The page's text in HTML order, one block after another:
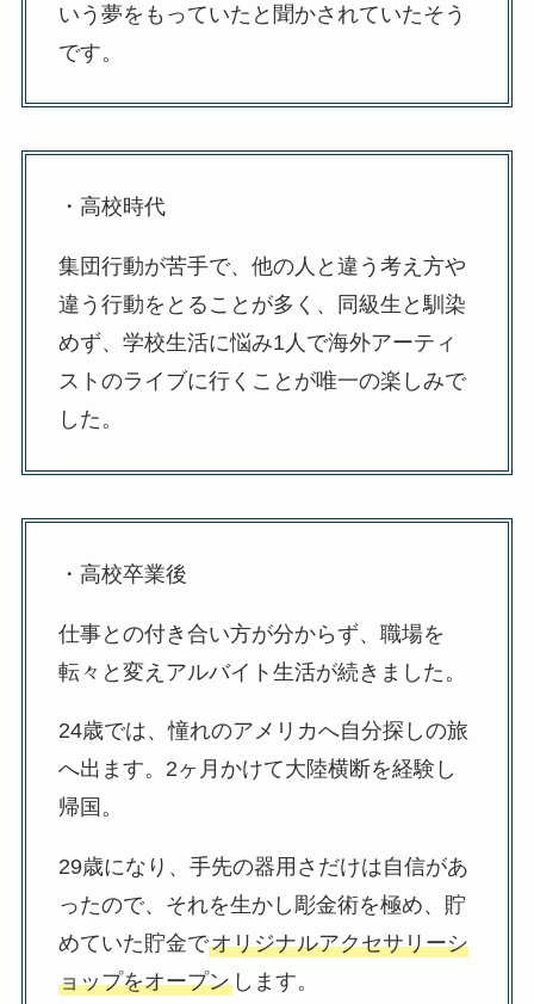
いう夢をもっていたと聞かされていたそう
です。
・高校時代
集団行動が苦手で、他の人と違う考え方や
違う行動をとることが多く、同級生と馴染
めず、学校生活に悩み1人で海外アーティ
ストのライブに行くことが唯一の楽しみで
した。
・高校卒業後
仕事との付き合い方が分からず、職場を
転々と変えアルバイト生活が続きました。
24歳では、憧れのアメリカへ自分探しの旅
へ出ます。2ヶ月かけて大陸横断を経験し
帰国。
29歳になり、手先の器用さだけは自信があ
ったので、それを生かし彫金術を極め、貯
めていた貯金でオリジナルアクセサリーシ
ョップをオープンします。